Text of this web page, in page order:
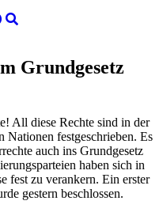
Grundgesetz
All diese Rechte sind in der
Nationen festgeschrieben. Es
auch ins Grundgesetz
haben sich in
fest zu verankern. Ein erster
gestern beschlossen.